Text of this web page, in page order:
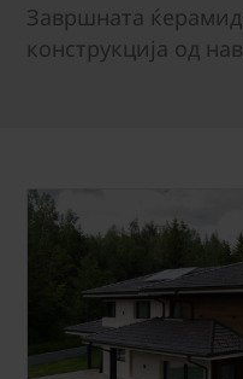
Завршната
конструкција од